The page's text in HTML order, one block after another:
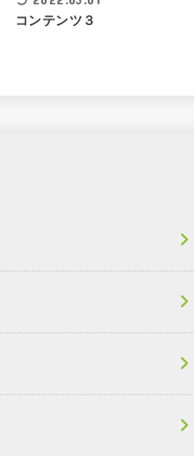
コンテンツ３